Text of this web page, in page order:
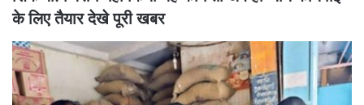
के लिए तैयार देखे पूरी खबर